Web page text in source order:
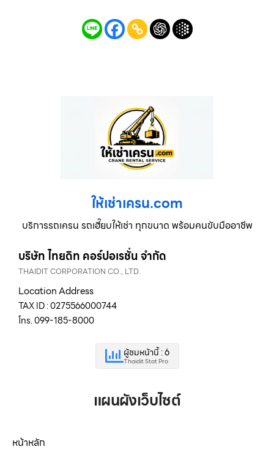
ให้เช่าเครน.com
บริการรถเครน รถเฮี๊ยบให้เช่า ทุกขนาด พร้อมคนขับมืออาชีพ
บริษัท ไทยดิท คอร์ปอเรชั่น จำกัด
THAIDIT CORPORATION CO., LTD.
Location Address
TAX ID : 0275566000744
โทร. 099-185-8000
ผู้ชมหน้านี้ : 6
Thaidit Stat Pro
แผนผังเว็บไซต์
หน้าหลัก